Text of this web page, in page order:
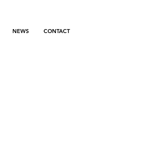
NEWS CONTACT